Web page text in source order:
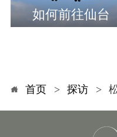
如何前往仙台
首页 探访